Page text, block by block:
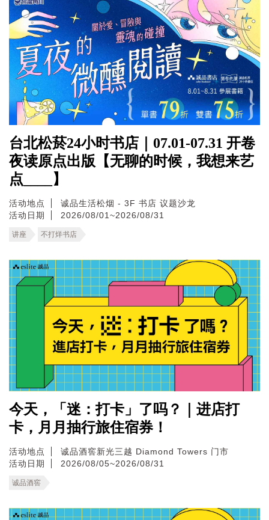
台北松菸24小时书店｜07.01-07.31 开卷
夜读原点出版【无聊的时候，我想来艺
点____】
活动地点
诚品生活松烟 - 3F 书店 议题沙龙
活动日期
2026/08/01~2026/08/31
讲座 不打烊书店
今天，「迷：打卡」了吗？｜进店打
卡，月月抽行旅住宿券！
活动地点
诚品酒窖新光三越 Diamond Towers 门市
活动日期
2026/08/05~2026/08/31
诚品酒窖